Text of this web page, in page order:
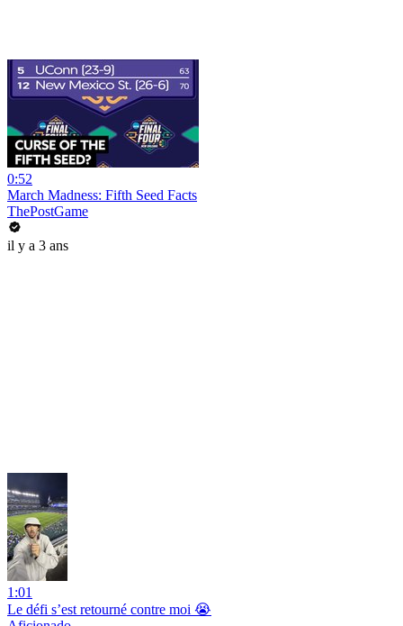
0:52
March Madness: Fifth Seed Facts
ThePostGame
il y a 3 ans
1:01
Le défi s’est retourné contre moi 😭